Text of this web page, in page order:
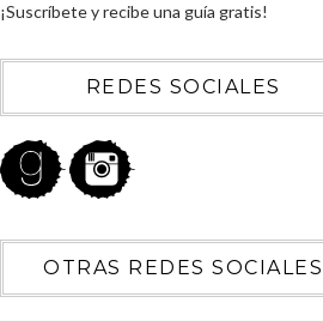
¡Suscríbete y recibe una guía gratis!
REDES SOCIALES
OTRAS REDES SOCIALES